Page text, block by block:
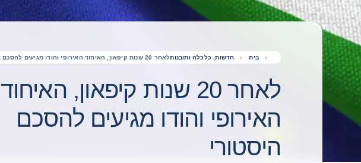
בית חדשות, כלכלה ותובנותלאחר 20 שנות קיפאון, האיחוד האירופי והודו מגיעים להסכם היסטורי
לאחר 20 שנות קיפאון, האיחוד
האירופי והודו מגיעים להסכם
היסטורי